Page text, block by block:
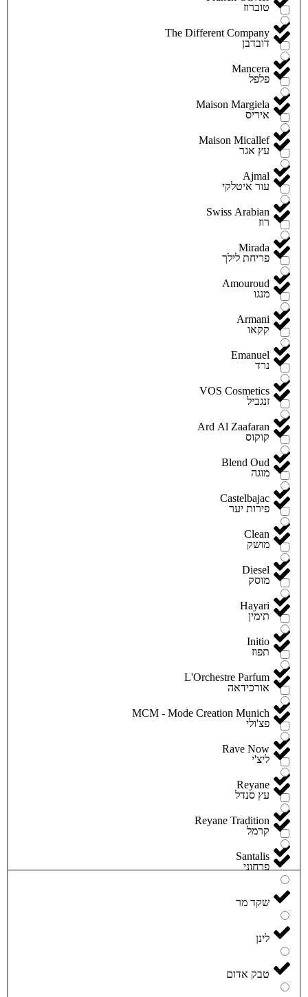
The Different Company
Mancera
Maison Margiela
Maison Micallef
Ajmal
Swiss Arabian
Mirada
Amouroud
Armani
Emanuel
VOS Cosmetics
Ard Al Zaafaran
Blend Oud
Castelbajac
Clean
Diesel
Hayari
Initio
L'Orchestre Parfum
MCM - Mode Creation Munich
Rave Now
Reyane
Reyane Tradition
Santalis
טוברוז
דובדבן
פלפל
איריס
עץ אגר
עור איטלקי
רוז
פריחת לילך
מנגו
קקאו
נרד
זנגביל
קוקוס
מוגה
פירות יער
מושק
מוסק
תימין
תפוז
אורכידאה
פצ'ולי
ליצ'י
עץ סנדל
קרמל
פרחוני
שקד מר
לינן
טבק אדום